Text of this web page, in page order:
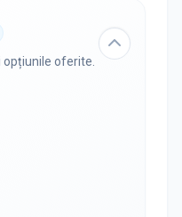
opțiunile oferite.